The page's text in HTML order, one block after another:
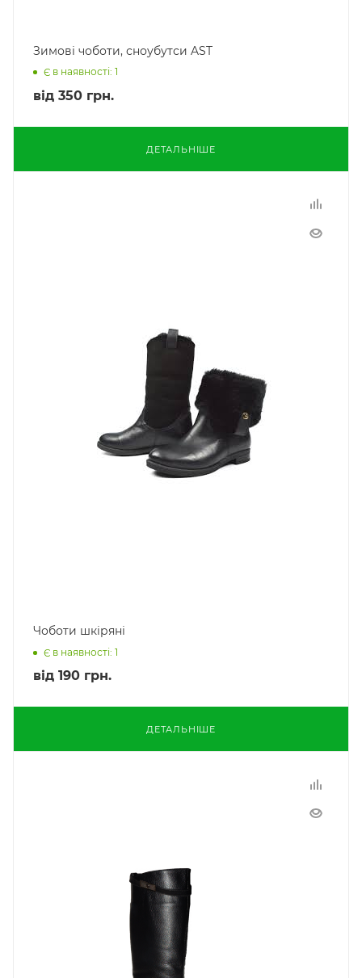
Зимові чоботи, сноубутси AST
Є в наявності: 1
від 350 грн.
ДЕТАЛЬНІШЕ
Чоботи шкіряні
Є в наявності: 1
від 190 грн.
ДЕТАЛЬНІШЕ